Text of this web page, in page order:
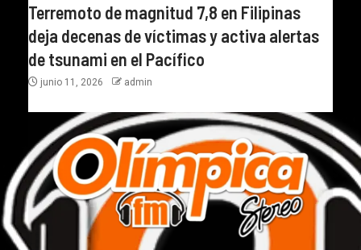
Terremoto de magnitud 7,8 en Filipinas
deja decenas de víctimas y activa alertas
de tsunami en el Pacífico
junio 11, 2026 admin